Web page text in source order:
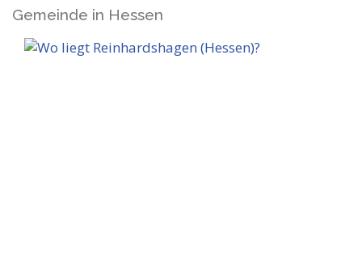
Gemeinde in Hessen